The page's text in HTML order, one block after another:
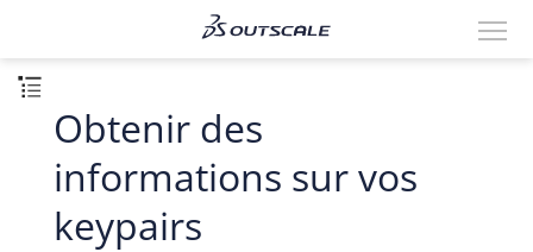
Obtenir des
informations sur vos
keypairs